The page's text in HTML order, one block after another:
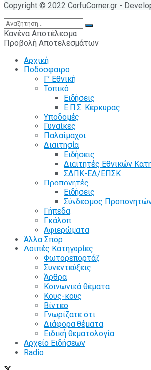
Copyright © 2022 CorfuCorner.gr -
Κανένα Αποτέλεσμα
Προβολή Αποτελεσμάτων
Αρχική
Ποδόσφαιρο
Γ’ Εθνική
Τοπικό
Ειδήσεις
Ε.Π.Σ. Κέρκυρας
Υποδομές
Γυναίκες
Παλαίμαχοι
Διαιτησία
Ειδήσεις
Διαιτητές Εθνικών
ΣΔΠΚ-ΕΔ/ΕΠΣΚ
Προπονητές
Ειδήσεις
Σύνδεσμος
Γήπεδα
Γκάλοπ
Αφιερώματα
Άλλα Σπόρ
Λοιπές Κατηγορίες
Φωτορεπορτάζ
Συνεντεύξεις
Άρθρα
Κοινωνικά θέματα
Κους-κους
Βίντεο
Γνωρίζατε ότι
Διάφορα θέματα
Ειδική θεματολογία
Αρχείο Ειδήσεων
Radio